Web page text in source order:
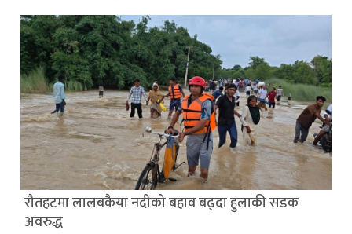
रौतहटमा लालबकैया नदीको बहाव बढ्दा हुलाकी सडक
अवरुद्ध